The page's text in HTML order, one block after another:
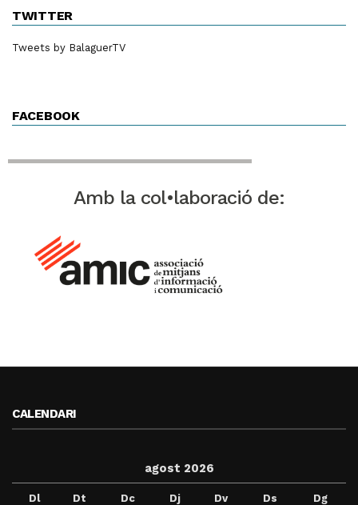
TWITTER
Tweets by BalaguerTV
FACEBOOK
Amb la col•laboració de:
CALENDARI
agost 2026
Dl Dt Dc Dj Dv Ds Dg